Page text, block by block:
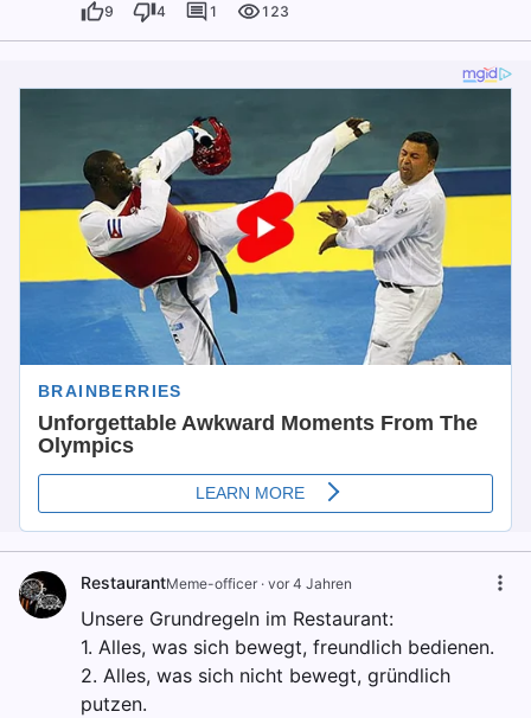
9 4 1 123
RestaurantMeme-officer · vor 4 Jahren
Unsere Grundregeln im Restaurant:
1. Alles, was sich bewegt, freundlich bedienen.
2. Alles, was sich nicht bewegt, gründlich
putzen.